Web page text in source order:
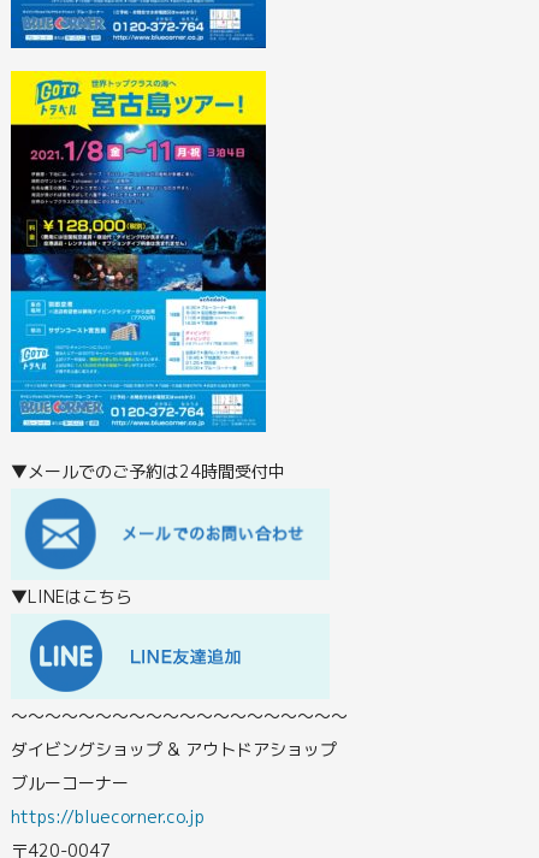
▼メールでのご予約は24時間受付中
▼LINEはこちら
〜〜〜〜〜〜〜〜〜〜〜〜〜〜〜〜〜〜〜〜
ダイビングショップ & アウトドアショップ
ブルーコーナー
https://bluecorner.co.jp
〒420-0047